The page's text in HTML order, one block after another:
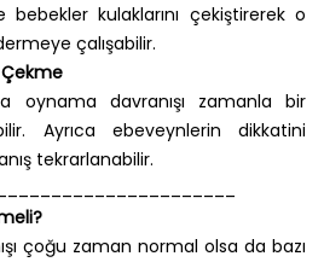
bebekler kulaklarını çekiştirerek o
çalışabilir.
Çekme
oynama davranışı zamanla bir
Ayrıca ebeveynlerin dikkatini
tekrarlanabilir.
çoğu zaman normal olsa da bazı